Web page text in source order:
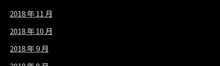
2018 年 11 月
2018 年 10 月
2018 年 9 月